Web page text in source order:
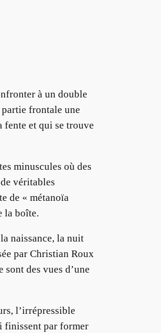
à un double
frontale une
fente et qui se trouve
minuscules où des
véritables
de « métanoïa
la boîte.
naissance, la nuit
par Christian Roux
des vues d’une
l’irrépressible
finissent par former